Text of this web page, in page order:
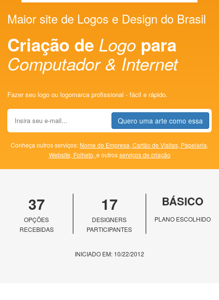
Maior site de Logos e Design do Brasil
Criação de Logo para
Computador & Internet
Fazer seu logo ou logomarca profissional - fácil e rápido.
Quero uma arte como essa
Conheça outros serviços: Nome de Empresa, Cartão de Visitas, Papelaria,
Website, Folheto, e outrosserviços de criação
37
OPÇÕES
RECEBIDAS
17
DESIGNERS
PARTICIPANTES
BÁSICO
PLANO ESCOLHIDO
INICIADO EM: 10/22/2012